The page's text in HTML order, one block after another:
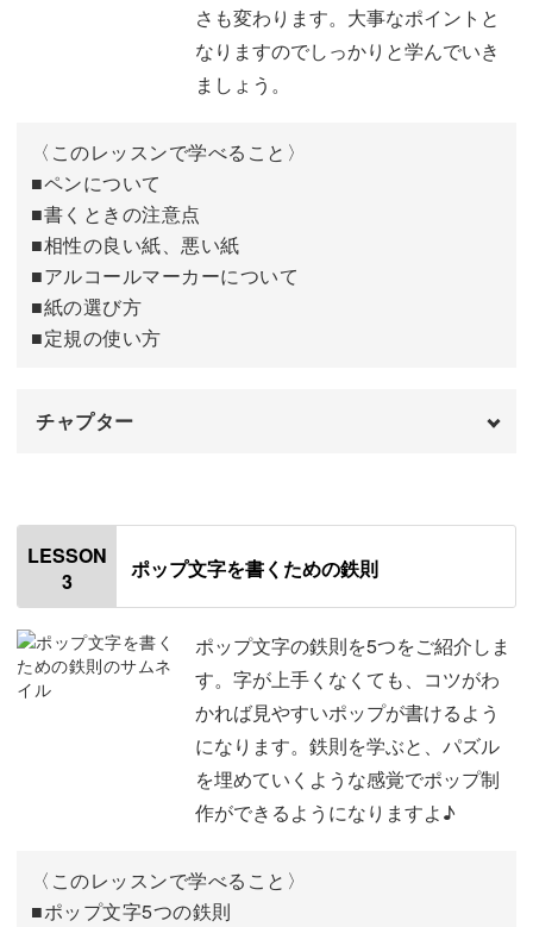
ます。
・パッと見て何の商品か分かる
・商品の魅力が一瞬で伝わる
2つのポイントを抑えた「売れるポップ制作」のコツを、
きポップ術
文字やイラストが苦手な方も、安心してご参加ください。
ポップ制作で使われる「ポップ文字」には鉄則があるの
で、その鉄則さえ学んでしまえばどなだでも習得していた
09:38
11:27
さも変わります。大事なポイントと
なりますのでしっかりと学んでいき
ましょう。
〈このレッスンで学べること〉
■ペンについて
■書くときの注意点
■相性の良い紙、悪い紙
■アルコールマーカーについて
■紙の選び方
■定規の使い方
チャプター
はじめに
使用材料・道具
ポスカの種類について 02:15
ポスカの注意点について 06:59
アルコールマーカーについて 14:23
COPICの塗り方について 15:39
紙について
LESSON
3
ポップ文字を書くための鉄則
ポップ文字の鉄則を5つをご紹介しま
す。字が上手くなくても、コツがわ
かれば見やすいポップが書けるよう
になります。鉄則を学ぶと、パズル
を埋めていくような感覚でポップ制
作ができるようになりますよ♪
〈このレッスンで学べること〉
■ポップ文字5つの鉄則